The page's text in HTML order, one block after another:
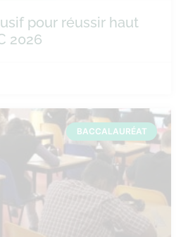
pour réussir haut
2026
BACCALAURÉAT